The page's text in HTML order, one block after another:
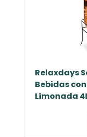
Relaxdays
Bebidas
Limonada